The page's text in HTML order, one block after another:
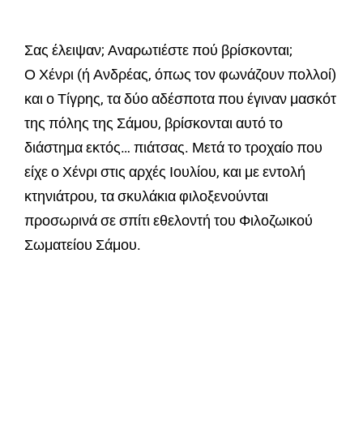
Σας έλειψαν; Αναρωτιέστε πού βρίσκονται;
Ο Χένρι (ή Ανδρέας, όπως τον φωνάζουν πολλοί)
και ο Τίγρης, τα δύο αδέσποτα που έγιναν μασκότ
της πόλης της Σάμου, βρίσκονται αυτό το
διάστημα εκτός… πιάτσας. Μετά το τροχαίο που
είχε ο Χένρι στις αρχές Ιουλίου, και με εντολή
κτηνιάτρου, τα σκυλάκια φιλοξενούνται
προσωρινά σε σπίτι εθελοντή του Φιλοζωικού
Σωματείου Σάμου.